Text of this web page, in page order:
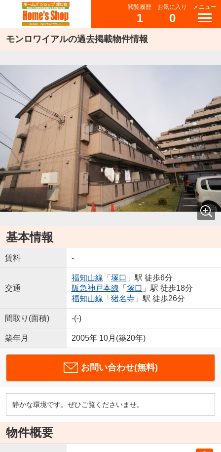
閲覧履歴
1
お気に入り
0
メニュー
モンロワイアルの過去掲載物件情報
基本情報
賃料 -
交通
福知山線 「 塚口 」駅 徒歩6分
阪急神戸本線 「 塚口 」駅 徒歩18分
福知山線 「 猪名寺」駅 徒歩26分
間取り(面積) -(-)
築年月 2005年 10月(築20年)
お問い合わせ(無料)
静かな環境です。ぜひご覧くださいませ。
物件概要